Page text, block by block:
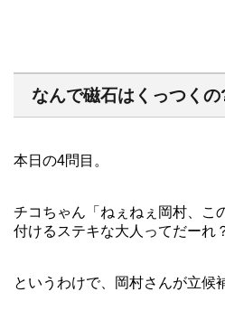
なんで磁石はくっつくの
本日の4問目。
チコちゃん「ねぇねぇ岡村、こ
付けるステキな大人ってだーれ
というわけで、岡村さんが立候